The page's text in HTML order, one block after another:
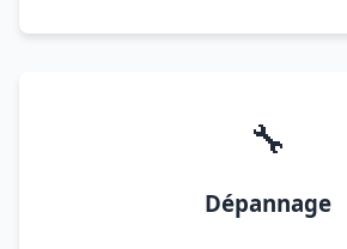
🔧
Dépannage